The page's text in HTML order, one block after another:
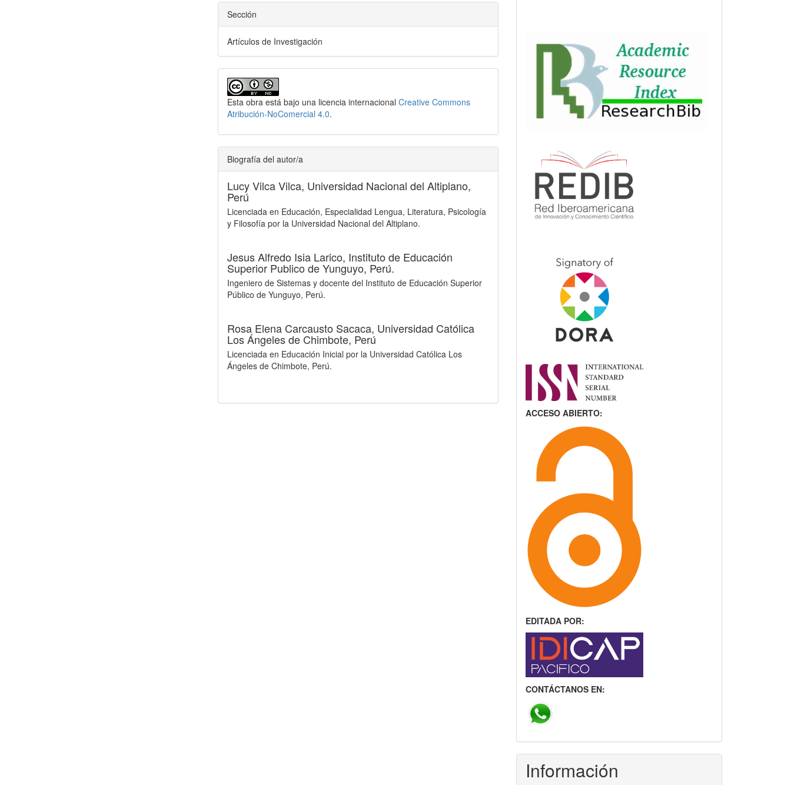
Sección
Artículos de Investigación
Esta obra está bajo una licencia internacionalCreative Commons
Atribución-NoComercial 4.0.
Biografía del autor/a
Lucy Vilca Vilca, Universidad Nacional del Altiplano,
Perú
Licenciada en Educación, Especialidad Lengua, Literatura, Psicología
y Filosofía por la Universidad Nacional del Altiplano.
Jesus Alfredo Isia Larico, Instituto de Educación
Superior Publico de Yunguyo, Perú.
Ingeniero de Sistemas y docente del Instituto de Educación Superior
Público de Yunguyo, Perú.
Rosa Elena Carcausto Sacaca, Universidad Católica
Los Ángeles de Chimbote, Perú
Licenciada en Educación Inicial por la Universidad Católica Los
Ángeles de Chimbote, Perú.
ACCESO ABIERTO:
EDITADA POR:
CONTÁCTANOS EN:
Información